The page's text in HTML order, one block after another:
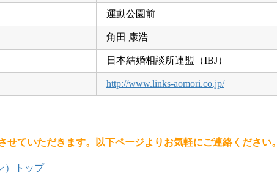
運動公園前
角田 康浩
日本結婚相談所連盟（IBJ）
http://www.links-aomori.co.jp/
ていただきます。以下ページよりお気軽にご連絡ください。
）トップ